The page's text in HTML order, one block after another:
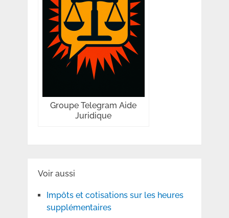
Groupe Telegram Aide
Juridique
Voir aussi
Impôts et cotisations sur les heures
supplémentaires